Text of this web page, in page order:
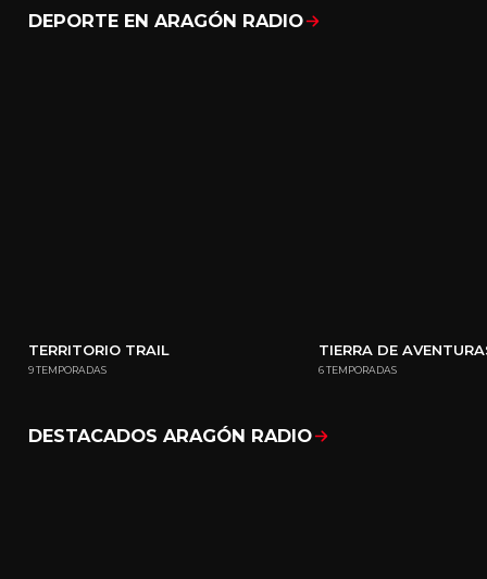
DEPORTE EN ARAGÓN RADIOMostrar todo
TERRITORIO TRAIL
9 TEMPORADAS
TIERRA DE
6 TEMPORADAS
DESTACADOS ARAGÓN RADIOMostrar todo